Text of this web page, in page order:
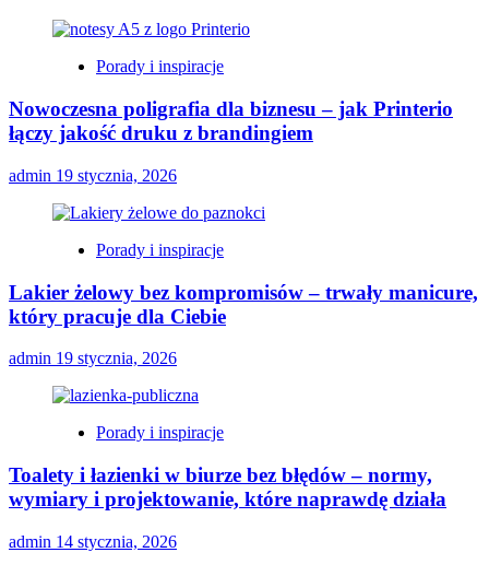
Porady i inspiracje
Nowoczesna poligrafia dla biznesu – jak Printerio
łączy jakość druku z brandingiem
admin 19 stycznia, 2026
Porady i inspiracje
Lakier żelowy bez kompromisów – trwały manicure,
który pracuje dla Ciebie
admin 19 stycznia, 2026
Porady i inspiracje
Toalety i łazienki w biurze bez błędów – normy,
wymiary i projektowanie, które naprawdę działa
admin 14 stycznia, 2026